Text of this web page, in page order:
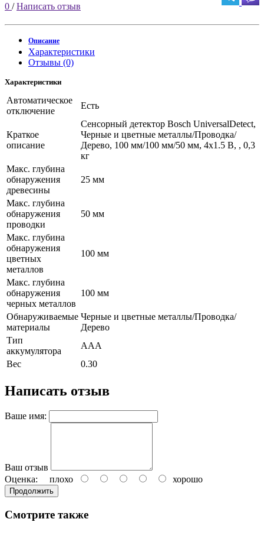
0 /Написать отзыв
Описание
Характеристики
Отзывы (0)
Характеристики
Автоматическое
отключение
Есть
Краткое
описание
Сенсорный детектор Bosch UniversalDetect,
Черные и цветные металлы/Проводка/
Дерево, 100 мм/100 мм/50 мм, 4х1.5 B, , 0,3
кг
Макс. глубина
обнаружения
древесины
25 мм
Макс. глубина
обнаружения
проводки
50 мм
Макс. глубина
обнаружения
цветных
металлов
100 мм
Макс. глубина
обнаружения
черных металлов
100 мм
Обнаруживаемые
материалы
Черные и цветные металлы/Проводка/
Дерево
Тип
аккумулятора
ААА
Вес
0.30
Написать отзыв
Ваше имя:
Ваш отзыв
Оценка: плохо хорошо
Продолжить
Смотрите также